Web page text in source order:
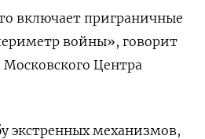
включает приграничные
войны», говорит
Московского Центра
экстренных механизмов,